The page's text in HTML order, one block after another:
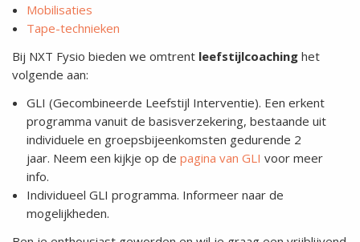
Mobilisaties
Tape-technieken
Bij NXT Fysio bieden we omtrent leefstijlcoaching het
volgende aan:
GLI (Gecombineerde Leefstijl Interventie). Een erkent
programma vanuit de basisverzekering, bestaande uit
individuele en groepsbijeenkomsten gedurende 2
jaar. Neem een kijkje op de pagina van GLI voor meer
info.
Individueel GLI programma. Informeer naar de
mogelijkheden.